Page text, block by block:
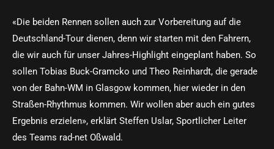
«Die beiden Rennen sollen auch zur Vorbereitung auf die
Deutschland-Tour dienen, denn wir starten mit den Fahrern,
die wir auch für unser Jahres-Highlight eingeplant haben. So
sollen Tobias Buck-Gramcko und Theo Reinhardt, die gerade
von der Bahn-WM in Glasgow kommen, hier wieder in den
Straßen-Rhythmus kommen. Wir wollen aber auch ein gutes
Ergebnis erzielen», erklärt Steffen Uslar, Sportlicher Leiter
des Teams rad-net Oßwald.